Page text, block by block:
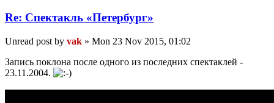
Re: Спектакль «Петербург»
Unread post by vak » Mon 23 Nov 2015, 01:02
Запись поклона после одного из последних спектаклей -
23.11.2004.